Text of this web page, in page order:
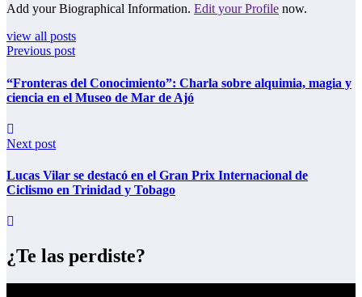
Add your Biographical Information. Edit your Profile now.
view all posts
Previous post
“Fronteras del Conocimiento”: Charla sobre alquimia, magia y
ciencia en el Museo de Mar de Ajó
Next post
Lucas Vilar se destacó en el Gran Prix Internacional de
Ciclismo en Trinidad y Tobago
¿Te las perdiste?